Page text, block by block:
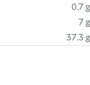
0.7 g
7 g
37.3 g